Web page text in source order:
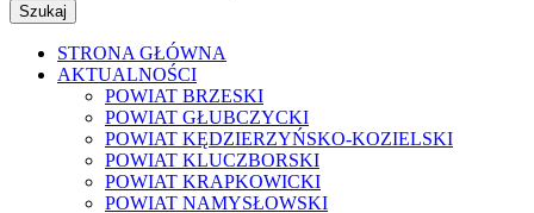
Szukaj
STRONA GŁÓWNA
AKTUALNOŚCI
POWIAT BRZESKI
POWIAT GŁUBCZYCKI
POWIAT KĘDZIERZYŃSKO-KOZIELSKI
POWIAT KLUCZBORSKI
POWIAT KRAPKOWICKI
POWIAT NAMYSŁOWSKI